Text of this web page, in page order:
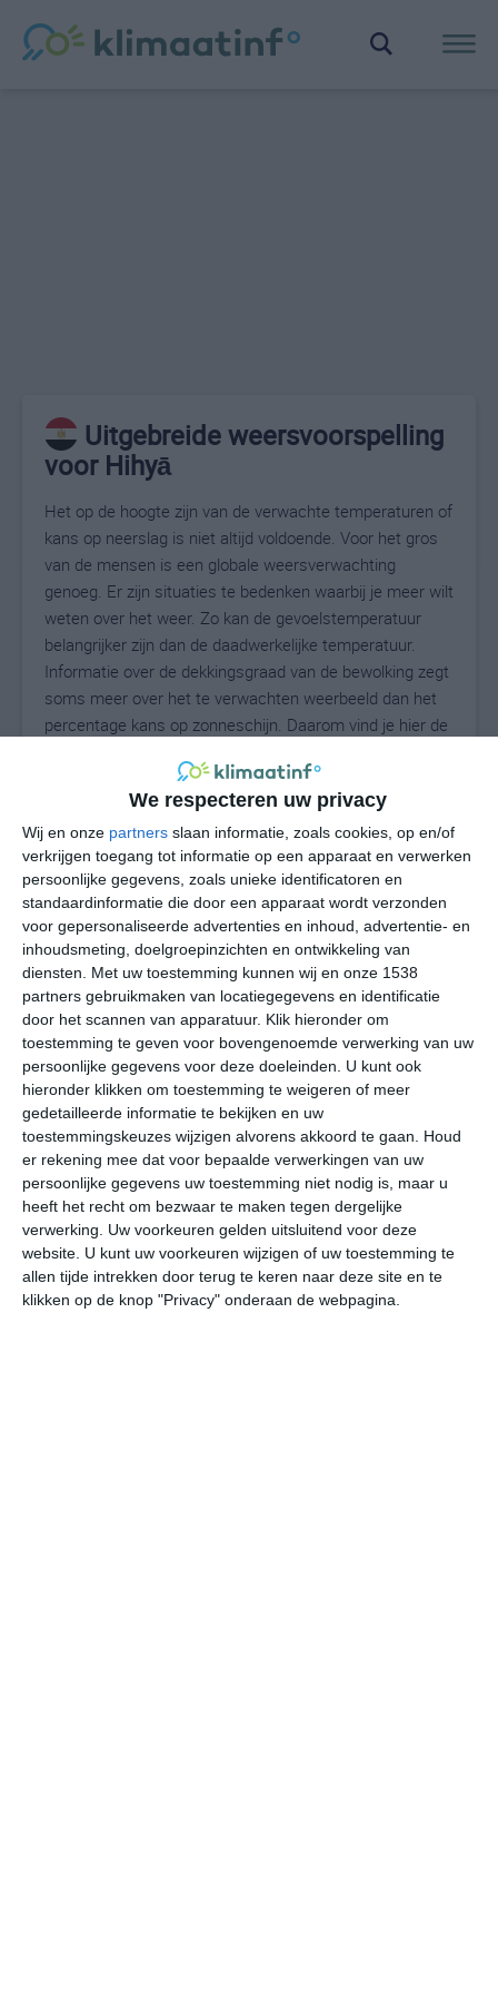
We respecteren uw privacy
Wij en onze partners slaan informatie, zoals cookies, op en/of
verkrijgen toegang tot informatie op een apparaat en verwerken
persoonlijke gegevens, zoals unieke identificatoren en
standaardinformatie die door een apparaat wordt verzonden
voor gepersonaliseerde advertenties en inhoud, advertentie- en
inhoudsmeting, doelgroepinzichten en ontwikkeling van
diensten. Met uw toestemming kunnen wij en onze 1538
partners gebruikmaken van locatiegegevens en identificatie
door het scannen van apparatuur. Klik hieronder om
toestemming te geven voor bovengenoemde verwerking van uw
persoonlijke gegevens voor deze doeleinden. U kunt ook
hieronder klikken om toestemming te weigeren of meer
gedetailleerde informatie te bekijken en uw
toestemmingskeuzes wijzigen alvorens akkoord te gaan. Houd
er rekening mee dat voor bepaalde verwerkingen van uw
persoonlijke gegevens uw toestemming niet nodig is, maar u
heeft het recht om bezwaar te maken tegen dergelijke
verwerking. Uw voorkeuren gelden uitsluitend voor deze
website. U kunt uw voorkeuren wijzigen of uw toestemming te
allen tijde intrekken door terug te keren naar deze site en te
klikken op de knop "Privacy" onderaan de webpagina.
Uitgebreide weersvoorspelling
voor Hihyā
Het op de hoogte zijn van de verwachte temperaturen of
kans op neerslag is niet altijd voldoende. Voor het gros
van de mensen is een globale weersverwachting
genoeg. Er zijn situaties te bedenken waarbij je meer wilt
weten over het weer. Zo kan de gevoelstemperatuur
belangrijker zijn dan de daadwerkelijke temperatuur.
Informatie over de dekkingsgraad van de bewolking zegt
soms meer over het te verwachten weerbeeld dan het
percentage kans op zonneschijn. Daarom vind je hier de
28°C
do
38° 21°
vr
38° 20°
za
38° 21°
zo
38° 22° 38°
34°C 38°C 35°C
12:00 15:00 18:00 21:00 00:00
12:00 15:00 18:00 21:00 00:00